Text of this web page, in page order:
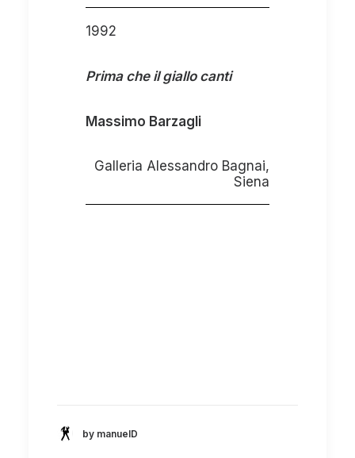
1992
Prima che il giallo canti
Massimo Barzagli
Galleria Alessandro Bagnai,
Siena
by manuelD